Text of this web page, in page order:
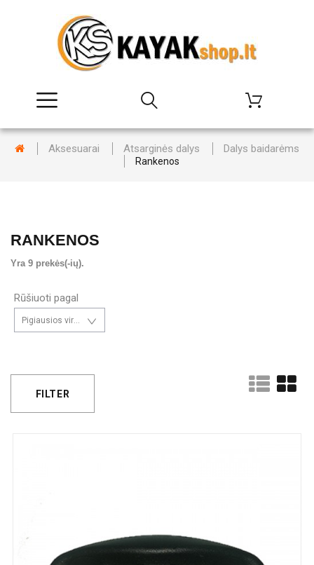
Aksesuarai Atsarginės dalys Dalys baidarėms
Rankenos
RANKENOS
Yra 9 prekės(-ių).
Rūšiuoti pagal
Pigiausios viršuje
FILTER